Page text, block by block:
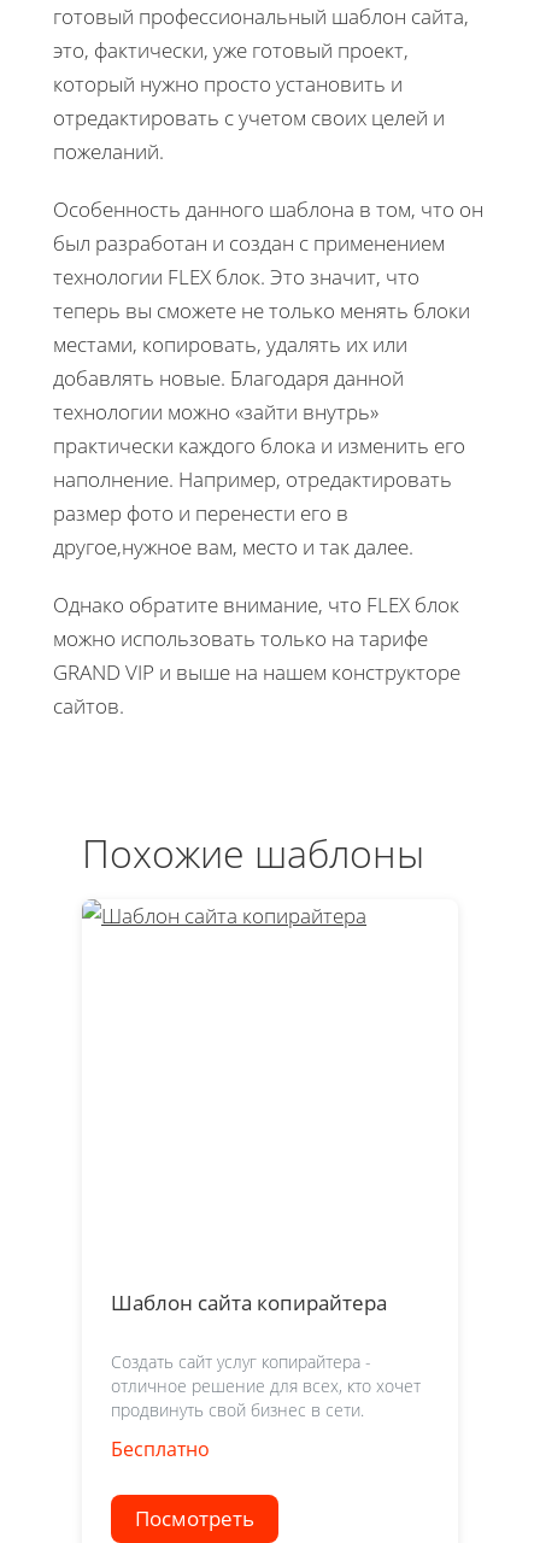
готовый профессиональный шаблон сайта,
это, фактически, уже готовый проект,
который нужно просто установить и
отредактировать с учетом своих целей и
пожеланий.
Особенность данного шаблона в том, что он
был разработан и создан с применением
технологии FLEX блок. Это значит, что
теперь вы сможете не только менять блоки
местами, копировать, удалять их или
добавлять новые. Благодаря данной
технологии можно «зайти внутрь»
практически каждого блока и изменить его
наполнение. Например, отредактировать
размер фото и перенести его в
другое,нужное вам, место и так далее.
Однако обратите внимание, что FLEX блок
можно использовать только на тарифе
GRAND VIP и выше на нашем конструкторе
сайтов.
Похожие шаблоны
Шаблон сайта копирайтера
Создать сайт услуг копирайтера -
отличное решение для всех, кто хочет
продвинуть свой бизнес в сети.
Бесплатно
Посмотреть